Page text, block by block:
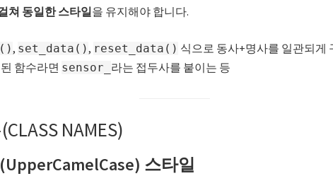
쳐 동일한 스타일을 유지해야 합니다.
, set_data(), reset_data() 식으로 동사+명사를 일관되게
함수라면 sensor_ 라는 접두사를 붙이는 등
NAMES)
스타일